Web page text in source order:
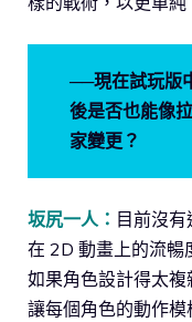
──現在試玩版
後是否也能像
家變更？
坂尻一人： 目前沒
在 2D 動畫上的流暢
如果角色設計得太
讓每個角色的動作模